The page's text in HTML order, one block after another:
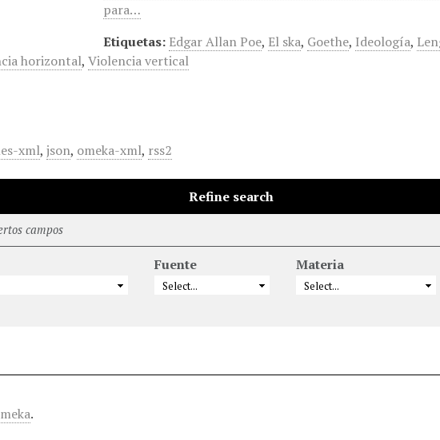
para…
Etiquetas: Edgar Allan Poe, El ska, Goethe, Ideología,
horizontal,Violencia vertical
xml,json, omeka-xml, rss2
Refine search
campos
Fuente Materia
.